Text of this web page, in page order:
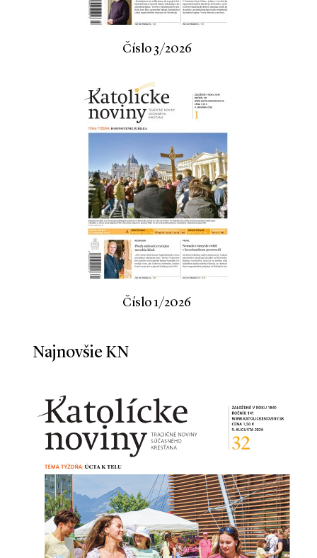
Číslo 3/2026
Číslo 1/2026
Najnovšie KN